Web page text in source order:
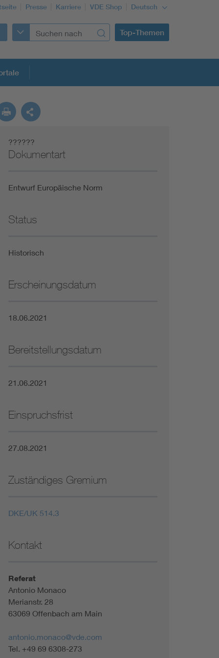
Presse Karriere VDE Shop Deutsch
Top-Themen
Funktionale Sicherheit schützt den Menschen
Not- und Sicherheitsbeleuchtung
??????
Dokumentart
Entwurf Europäische Norm
Status
Historisch
Erscheinungsdatum
18.06.2021
Bereitstellungsdatum
21.06.2021
Einspruchsfrist
27.08.2021
Zuständiges Gremium
DKE/UK 514.3
Kontakt
Referat
Antonio Monaco
Merianstr. 28
63069 Offenbach am Main
antonio.monaco@vde.com
Tel. +49 69 6308-273